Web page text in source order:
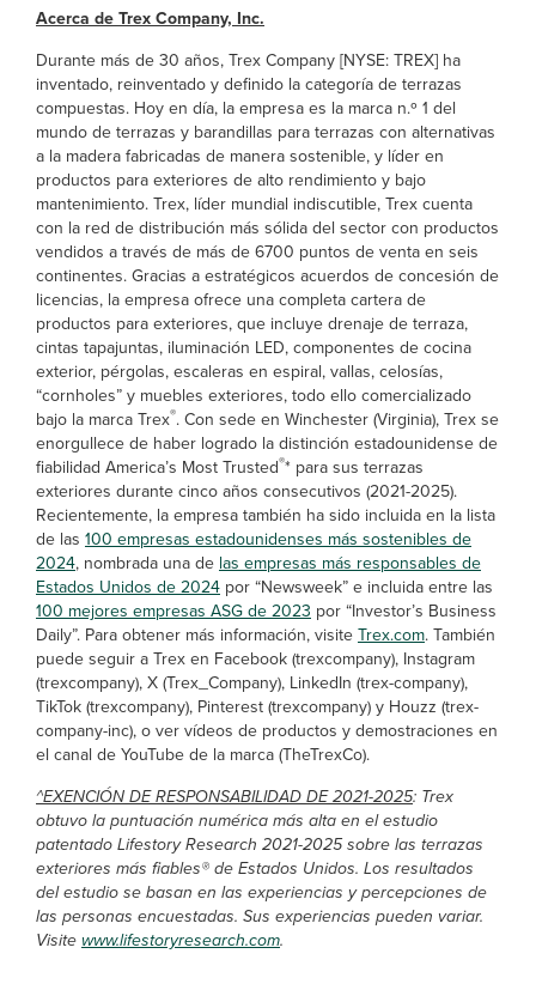
Acerca de Trex Company, Inc.
Durante más de 30 años, Trex Company [NYSE: TREX] ha
inventado, reinventado y definido la categoría de terrazas
compuestas. Hoy en día, la empresa es la marca n.º 1 del
mundo de terrazas y barandillas para terrazas con alternativas
a la madera fabricadas de manera sostenible, y líder en
productos para exteriores de alto rendimiento y bajo
mantenimiento. Trex, líder mundial indiscutible, Trex cuenta
con la red de distribución más sólida del sector con productos
vendidos a través de más de 6700 puntos de venta en seis
continentes. Gracias a estratégicos acuerdos de concesión de
licencias, la empresa ofrece una completa cartera de
productos para exteriores, que incluye drenaje de terraza,
cintas tapajuntas, iluminación LED, componentes de cocina
exterior, pérgolas, escaleras en espiral, vallas, celosías,
“cornholes” y muebles exteriores, todo ello comercializado
bajo la marca Trex®. Con sede en Winchester (Virginia), Trex se
enorgullece de haber logrado la distinción estadounidense de
fiabilidad America’s Most Trusted®* para sus terrazas
exteriores durante cinco años consecutivos (2021-2025).
Recientemente, la empresa también ha sido incluida en la lista
de las 100 empresas estadounidenses más sostenibles de
2024, nombrada una de las empresas más responsables de
Estados Unidos de 2024 por “Newsweek” e incluida entre las
100 mejores empresas ASG de 2023 por “Investor’s Business
Daily”. Para obtener más información, visiteTrex.com. También
puede seguir a Trex en Facebook (trexcompany), Instagram
(trexcompany), X (Trex_Company), LinkedIn (trex-company),
TikTok (trexcompany), Pinterest (trexcompany) y Houzz (trex-
company-inc), o ver vídeos de productos y demostraciones en
el canal de YouTube de la marca (TheTrexCo).
^EXENCIÓN DE RESPONSABILIDAD DE 2021-2025: Trex
obtuvo la puntuación numérica más alta en el estudio
patentado Lifestory Research 2021-2025 sobre las terrazas
exteriores más fiables® de Estados Unidos. Los resultados
del estudio se basan en las experiencias y percepciones de
las personas encuestadas. Sus experiencias pueden variar.
Visite www.lifestoryresearch.com.